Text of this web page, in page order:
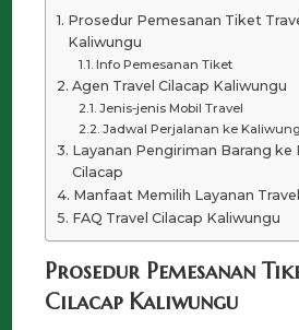
Prosedur Pemesanan Tiket
Kaliwungu
Info Pemesanan Tiket
Agen Travel Cilacap Kaliwungu
Jenis-jenis Mobil Travel
Jadwal Perjalanan ke
Layanan Pengiriman Barang ke
Cilacap
Manfaat Memilih Layanan Travel
FAQ Travel Cilacap Kaliwungu
Prosedur Pemesanan
Cilacap Kaliwungu